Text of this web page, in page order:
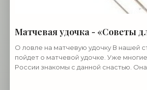
Матчевая удочка - «Советы
О ловле на матчевую удочку В нашей
пойдет о матчевой удочке. Уже
России знакомы с данной снастью.